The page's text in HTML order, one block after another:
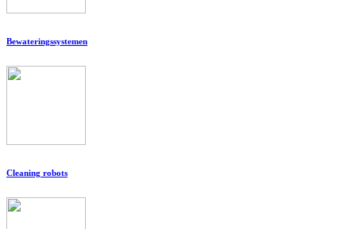
Bewateringssystemen
Cleaning robots